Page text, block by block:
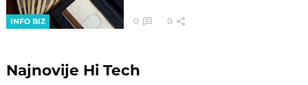
INFO BIZ 0 0
Najnovije Hi Tech